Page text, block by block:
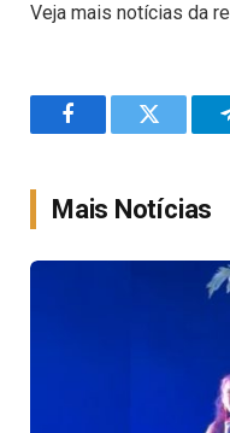
Veja mais notícias da
FacebookTwitter
Mais Notícias